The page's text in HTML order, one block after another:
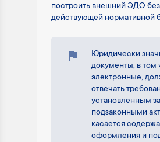
построить внешний ЭДО без
действующей нормативной
Юридически
документы, в том
электронные,
отвечать
установленным
подзаконными
касается
оформления и